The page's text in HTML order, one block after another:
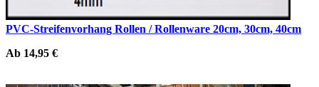
PVC-Streifenvorhang Rollen / Rollenware 20cm, 30cm, 40cm
Ab 14,95 €